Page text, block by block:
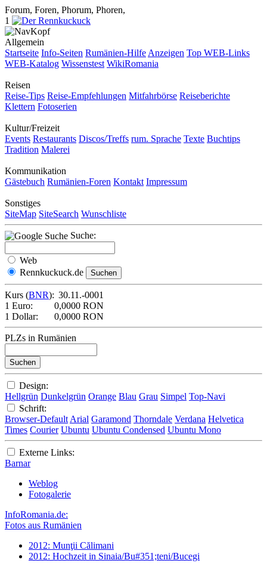
Forum, Foren, Phorum, Phoren,
1
Allgemein
Startseite Info-Seiten Rumänien-Hilfe Anzeigen Top WEB-Links
WEB-Katalog Wissenstest WikiRomania
Reisen
Reise-Tips Reise-Empfehlungen Mitfahrbörse Reiseberichte
Klettern Fotoserien
Kultur/Freizeit
Events Restaurants Discos/Treffs rum. Sprache Texte Buchtips
Tradition Malerei
Kommunikation
Gästebuch Rumänien-Foren Kontakt Impressum
Sonstiges
SiteMap SiteSearch Wunschliste
Suche:
Web
Rennkuckuck.de
Kurs (BNR): 30.11.-0001
1 Euro:
0,0000 RON
1 Dollar:
0,0000 RON
PLZs in Rumänien
Design:
Hellgrün Dunkelgrün Orange Blau Grau Simpel Top-Navi
Schrift:
Browser-Default Arial Garamond Thorndale Verdana Helvetica
Times Courier Ubuntu Ubuntu Condensed Ubuntu Mono
Externe Links:
Barnar
Weblog
Fotogalerie
InfoRomania.de:
Fotos aus Rumänien
2012: Munţii Călimani
2012: Hochzeit in Sinaia/Bu#351;teni/Bucegi